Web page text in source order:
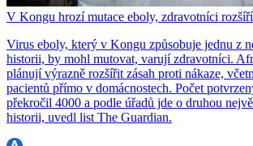
V Kongu hrozí mutace eboly, zdravotníci
Virus eboly, který v Kongu způsobuje jednu z
historii, by mohl mutovat, varují zdravotníci.
plánují výrazně rozšířit zásah proti nákaze,
pacientů přímo v domácnostech. Počet
překročil 4000 a podle úřadů jde o druhou
historii, uvedl list The Guardian.